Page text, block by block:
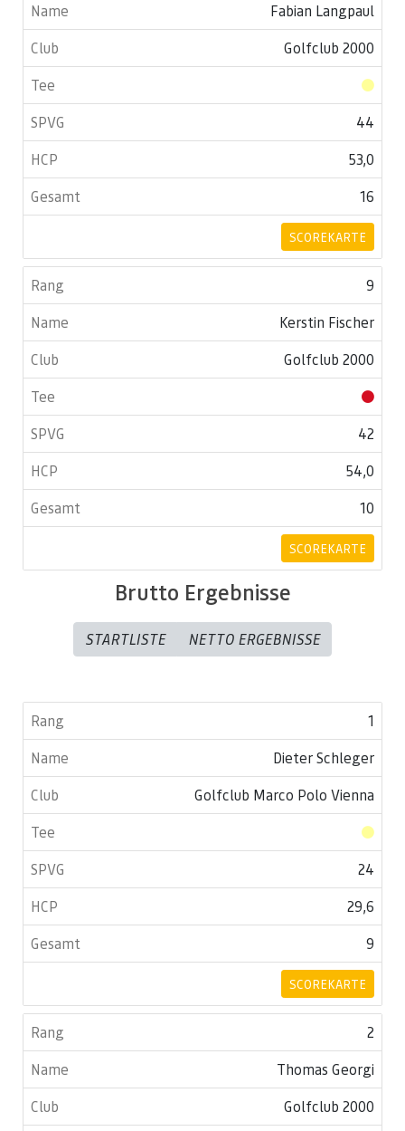
Fabian Langpaul
Golfclub 2000
44
53,0
16
SCOREKARTE
9
Kerstin Fischer
Golfclub 2000
42
54,0
10
SCOREKARTE
Brutto Ergebnisse
STARTLISTE NETTO ERGEBNISSE
1
Dieter Schleger
Golfclub Marco Polo Vienna
24
29,6
9
SCOREKARTE
2
Thomas Georgi
Golfclub 2000